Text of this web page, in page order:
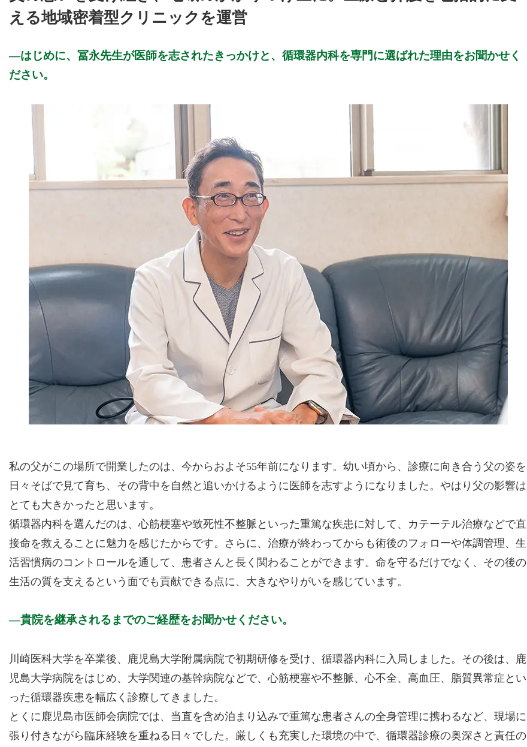
える地域密着型クリニックを運営
はじめに、冨永先生が医師を志されたきっかけと、循環器内科を専門に選ばれた理由をお聞かせく
ださい。
私の父がこの場所で開業したのは、今からおよそ55年前になります。幼い頃から、診療に向き合う父の姿を
日々そばで見て育ち、その背中を自然と追いかけるように医師を志すようになりました。やはり父の影響は
とても大きかったと思います。
循環器内科を選んだのは、心筋梗塞や致死性不整脈といった重篤な疾患に対して、カテーテル治療などで直
接命を救えることに魅力を感じたからです。さらに、治療が終わってからも術後のフォローや体調管理、生
活習慣病のコントロールを通して、患者さんと長く関わることができます。命を守るだけでなく、その後の
生活の質を支えるという面でも貢献できる点に、大きなやりがいを感じています。
貴院を継承されるまでのご経歴をお聞かせください。
川崎医科大学を卒業後、鹿児島大学附属病院で初期研修を受け、循環器内科に入局しました。その後は、鹿
児島大学病院をはじめ、大学関連の基幹病院などで、心筋梗塞や不整脈、心不全、高血圧、脂質異常症とい
った循環器疾患を幅広く診療してきました。
とくに鹿児島市医師会病院では、当直を含め泊まり込みで重篤な患者さんの全身管理に携わるなど、現場に
張り付きながら臨床経験を重ねる日々でした。厳しくも充実した環境の中で、循環器診療の奥深さと責任の